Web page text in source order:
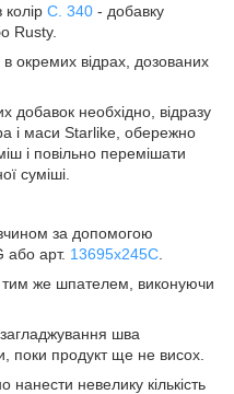
колір С. 340 - добавку
Rusty.
окремих відрах, дозованих
добавок необхідно, відразу
і маси Starlike, обережно
і повільно перемішати
суміші.
за допомогою
або арт. 13695x245C
же шпателем, виконуючи
шва
поки продукт ще не висох.
невелику кількість